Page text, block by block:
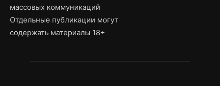
массовых коммуникаций
Отдельные публикации могут
содержать материалы 18+